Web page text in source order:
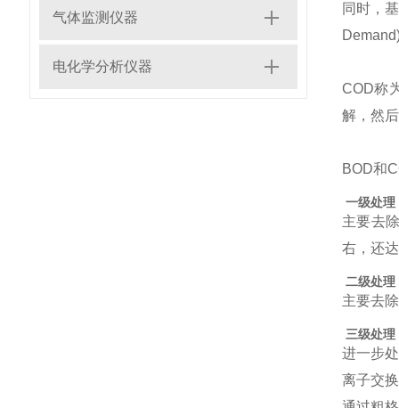
气体监测仪器
电化学分析仪器
同时，
COD称
解，然
BOD和
一级处理
主要去
右，还
二级处理
主要去
三级处理
进一步
离子交